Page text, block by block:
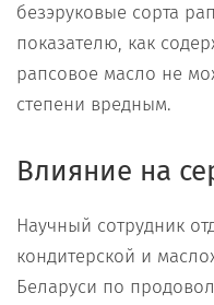
безэруковые сорта
показателю, как
рапсовое масло не
степени вредным.
Влияние на
Научный сотрудник
кондитерской и
Беларуси по